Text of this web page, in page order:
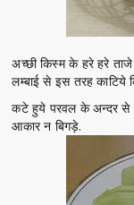
अच्छी किस्म के हरे हरे
लम्बाई से इस तरह
कटे हुये परवल के अन्दर से
आकार न बिगड़े.